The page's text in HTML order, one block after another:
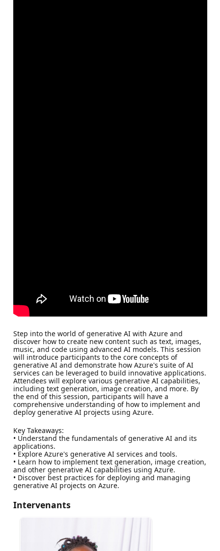
Step into the world of generative AI with Azure and
discover how to create new content such as text, images,
music, and code using advanced AI models. This session
will introduce participants to the core concepts of
generative AI and demonstrate how Azure's suite of AI
services can be leveraged to build innovative applications.
Attendees will explore various generative AI capabilities,
including text generation, image creation, and more. By
the end of this session, participants will have a
comprehensive understanding of how to implement and
deploy generative AI projects using Azure.
Key Takeaways:
• Understand the fundamentals of generative AI and its
applications.
• Explore Azure's generative AI services and tools.
• Learn how to implement text generation, image creation,
and other generative AI capabilities using Azure.
• Discover best practices for deploying and managing
generative AI projects on Azure.
Intervenants